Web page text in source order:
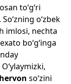
to‘g‘ri
o‘zbek
imlosi, nechta
bo‘g‘inga
so‘zini